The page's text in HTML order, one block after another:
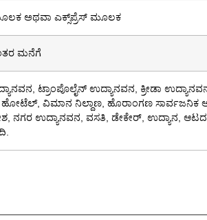
ಅಥವಾ ಎಕ್ಸ್‌ಪ್ರೆಸ್ ಮೂಲಕ
ಮನೆಗೆ
ಟ್ರಾಂಪೊಲೈನ್ ಉದ್ಯಾನವನ, ಕ್ರೀಡಾ
ವಿಮಾನ ನಿಲ್ದಾಣ, ಹೊರಾಂಗಣ ಸಾರ್ವಜನಿಕ
ನಗರ ಉದ್ಯಾನವನ, ವಸತಿ, ಡೇಕೇರ್, ಉದ್ಯಾನ,